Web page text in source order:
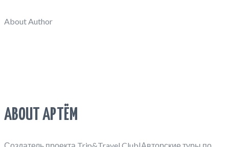
About Author
ABOUT АРТЁМ